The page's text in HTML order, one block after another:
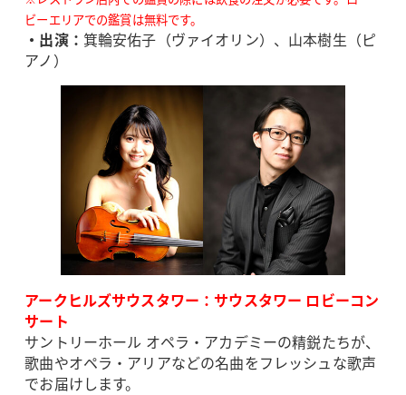
ビーエリアでの鑑賞は無料です。
・出演： 箕輪安佑子（ヴァイオリン）、山本樹生（ピ
アノ）
アークヒルズサウスタワー：サウスタワー ロビーコン
サート
サントリーホール オペラ・アカデミーの精鋭たちが、
歌曲やオペラ・アリアなどの名曲をフレッシュな歌声
でお届けします。